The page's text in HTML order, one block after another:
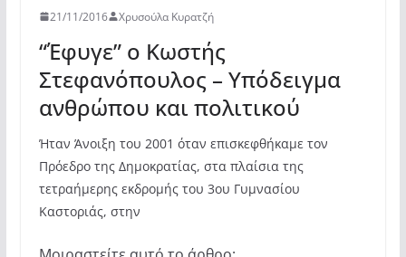
21/11/2016 Χρυσούλα Κυρατζή
“Έφυγε” ο Κωστής
Στεφανόπουλος – Υπόδειγμα
ανθρώπου και πολιτικού
Ήταν Άνοιξη του 2001 όταν επισκεφθήκαμε τον
Πρόεδρο της Δημοκρατίας, στα πλαίσια της
τετραήμερης εκδρομής του 3ου Γυμνασίου
Καστοριάς, στην